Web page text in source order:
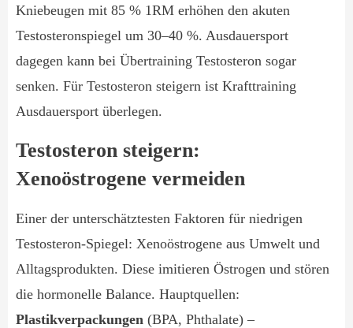
Kniebeugen mit 85 % 1RM erhöhen den akuten
Testosteronspiegel um 30–40 %. Ausdauersport
dagegen kann bei Übertraining Testosteron sogar
senken. Für Testosteron steigern ist Krafttraining
Ausdauersport überlegen.
Testosteron steigern:
Xenoöstrogene vermeiden
Einer der unterschätztesten Faktoren für niedrigen
Testosteron-Spiegel: Xenoöstrogene aus Umwelt und
Alltagsprodukten. Diese imitieren Östrogen und stören
die hormonelle Balance. Hauptquellen:
Plastikverpackungen (BPA, Phthalate) –